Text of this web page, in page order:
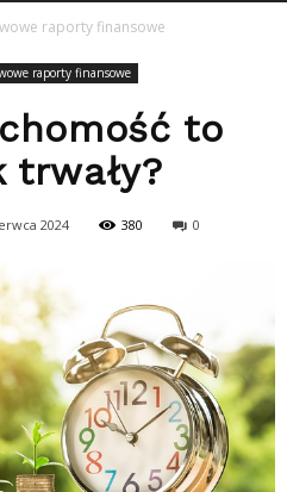
raporty finansowe
raporty finansowe
to
trwały?
2024 380 0